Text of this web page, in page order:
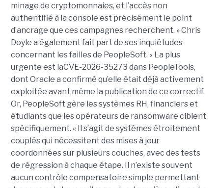
minage de cryptomonnaies, et l’accès non
authentifié à la console est précisément le point
d’ancrage que ces campagnes recherchent. » Chris
Doyle a également fait part de ses inquiétudes
concernant les failles de PeopleSoft. « La plus
urgente est laCVE-2026-35273 dans PeopleTools,
dont Oracle a confirmé qu’elle était déjà activement
exploitée avant même la publication de ce correctif.
Or, PeopleSoft gère les systèmes RH, financiers et
étudiants que les opérateurs de ransomware ciblent
spécifiquement. « Il s’agit de systèmes étroitement
couplés qui nécessitent des mises à jour
coordonnées sur plusieurs couches, avec des tests
de régression à chaque étape. Il n’existe souvent
aucun contrôle compensatoire simple permettant